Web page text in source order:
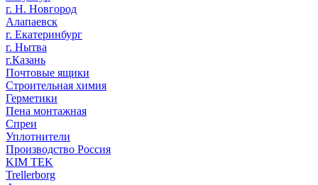
г. Н. Новгород
Алапаевск
г. Екатеринбург
г. Нытва
г.Казань
Почтовые ящики
Строительная химия
Герметики
Пена монтажная
Спреи
Уплотнители
Производство Россия
KIM TEK
Trellerborg